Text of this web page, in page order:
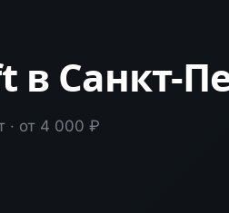
в Санкт-
· от 4 000 ₽